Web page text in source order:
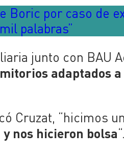
Boric por caso de
palabras”
junto con BAU
adaptados
Cruzat, “hicimos
nos hicieron bolsa“.